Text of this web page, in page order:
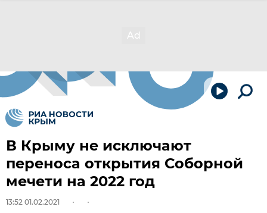
В Крыму не исключают
переноса открытия Соборной
мечети на 2022 год
13:52 01.02.2021